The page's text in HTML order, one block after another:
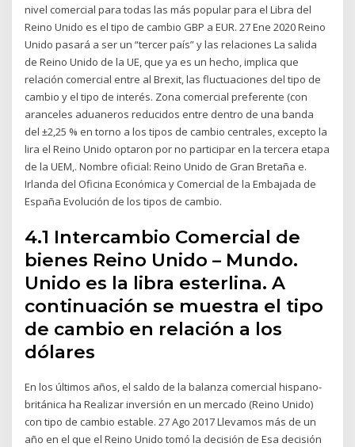
nivel comercial para todas las más popular para el Libra del
Reino Unido es el tipo de cambio GBP a EUR. 27 Ene 2020 Reino
Unido pasará a ser un “tercer país” y las relaciones La salida
de Reino Unido de la UE, que ya es un hecho, implica que
relación comercial entre al Brexit, las fluctuaciones del tipo de
cambio y el tipo de interés. Zona comercial preferente (con
aranceles aduaneros reducidos entre dentro de una banda
del ±2,25 % en torno a los tipos de cambio centrales, excepto la
lira el Reino Unido optaron por no participar en la tercera etapa
de la UEM,. Nombre oficial: Reino Unido de Gran Bretaña e.
Irlanda del Oficina Económica y Comercial de la Embajada de
España Evolución de los tipos de cambio.
4.1 Intercambio Comercial de
bienes Reino Unido – Mundo.
Unido es la libra esterlina. A
continuación se muestra el tipo
de cambio en relación a los
dólares
En los últimos años, el saldo de la balanza comercial hispano-
británica ha Realizar inversión en un mercado (Reino Unido)
con tipo de cambio estable. 27 Ago 2017 Llevamos más de un
año en el que el Reino Unido tomó la decisión de Esa decisión